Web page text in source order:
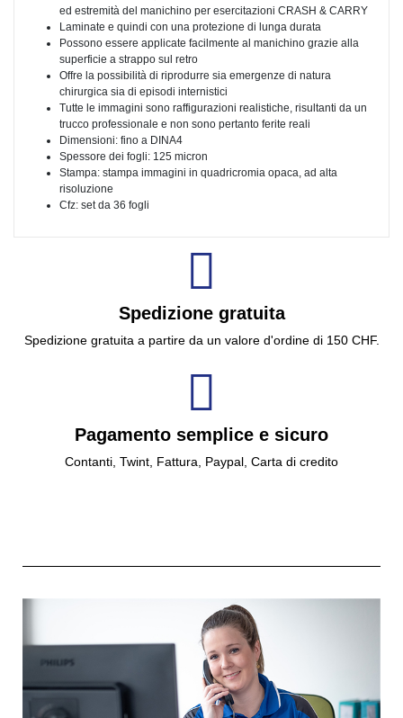
ed estremità del manichino per esercitazioni CRASH & CARRY
Laminate e quindi con una protezione di lunga durata
Possono essere applicate facilmente al manichino grazie alla
superficie a strappo sul retro
Offre la possibilità di riprodurre sia emergenze di natura
chirurgica sia di episodi internistici
Tutte le immagini sono raffigurazioni realistiche, risultanti da un
trucco professionale e non sono pertanto ferite reali
Dimensioni: fino a DINA4
Spessore dei fogli: 125 micron
Stampa: stampa immagini in quadricromia opaca, ad alta
risoluzione
Cfz: set da 36 fogli
Spedizione gratuita
Spedizione gratuita a partire da un valore d'ordine di 150 CHF.
Pagamento semplice e sicuro
Contanti, Twint, Fattura, Paypal, Carta di credito